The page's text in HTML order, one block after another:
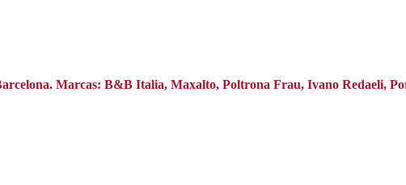
Marcas: B&B Italia, Maxalto, Poltrona Frau, Ivano Redaeli,